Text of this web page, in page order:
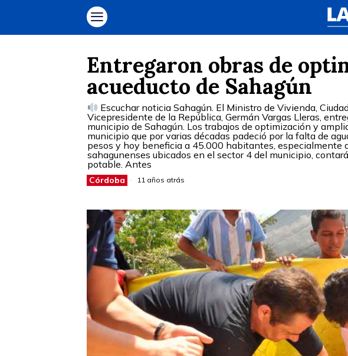
Entregaron obras de
acueducto de Sahagún
Escuchar noticia Sahagún. El Ministro de Vivienda,
Vicepresidente de la República, Germán Vargas Lleras,
municipio de Sahagún. Los trabajos de optimización y
municipio que por varias décadas padeció por la falta de
pesos y hoy beneficia a 45.000 habitantes, especialmente
sahagunenses ubicados en el sector 4 del municipio,
potable. Antes
Córdoba 11 años atrás